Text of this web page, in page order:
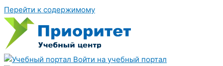
Перейти к содержимому
Войти на учебный портал